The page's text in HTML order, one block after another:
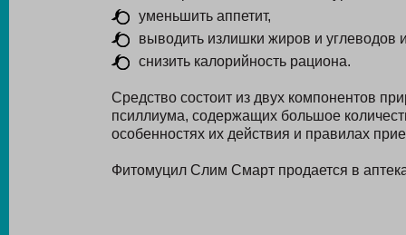
уменьшить аппетит,
выводить излишки жиров и углеводов
снизить калорийность рациона.
Средство состоит из двух компонентов
псиллиума, содержащих большое
особенностях их действия и правилах
Фитомуцил Слим Смарт продается в